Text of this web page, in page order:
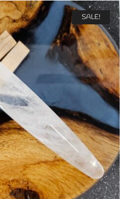
SALE!